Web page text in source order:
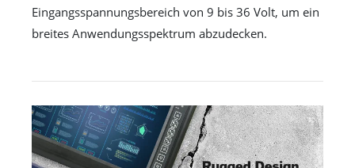
Eingangsspannungsbereich von 9 bis 36 Volt, um ein
breites Anwendungsspektrum abzudecken.